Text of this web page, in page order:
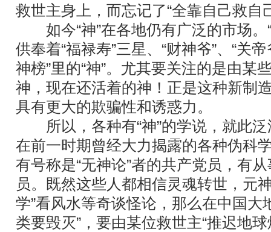
救世主身上，而忘记了“全靠自己救自
如今“神”在各地仍有广泛的市场。
供奉着“福禄寿”三星、“财神爷”、“关
神榜”里的“神”。尤其要关注的是由某
神，现在还活着的神！正是这种新制
具有更大的欺骗性和诱惑力。
所以，各种有“神”的学说，就此泛
在前一时期曾经大力揭露的各种伪科
有号称是“无神论”者的共产党员，有
员。既然这些人都相信灵魂转世，元
学”看风水等奇谈怪论，那么在中国大
类要毁灭”，要由某位救世主“推迟地